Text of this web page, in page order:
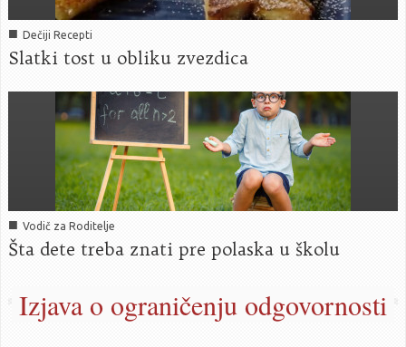
■ Dečiji Recepti
Slatki tost u obliku zvezdica
■ Vodič za Roditelje
Šta dete treba znati pre polaska u školu
Izjava o ograničenju odgovornosti